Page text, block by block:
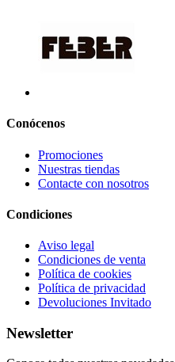
Conócenos
Promociones
Nuestras tiendas
Contacte con nosotros
Condiciones
Aviso legal
Condiciones de venta
Política de cookies
Política de privacidad
Devoluciones Invitado
Newsletter